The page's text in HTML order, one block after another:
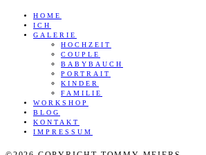
HOME
ICH
GALERIE
HOCHZEIT
COUPLE
BABYBAUCH
PORTRAIT
KINDER
FAMILIE
WORKSHOP
BLOG
KONTAKT
IMPRESSUM